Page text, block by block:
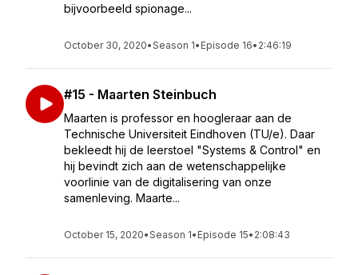
bijvoorbeeld spionage...
October 30, 2020•Season 1• Episode 16• 2:46:19
#15 - Maarten Steinbuch
Maarten is professor en hoogleraar aan de
Technische Universiteit Eindhoven (TU/e). Daar
bekleedt hij de leerstoel "Systems & Control" en
hij bevindt zich aan de wetenschappelijke
voorlinie van de digitalisering van onze
samenleving. Maarte...
October 15, 2020•Season 1• Episode 15• 2:08:43